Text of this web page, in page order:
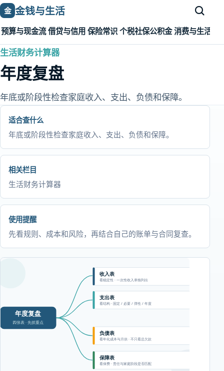
金 金钱与生活
预算与现金流借贷与信用 保险常识个税社保公积金消费与生活成
生活财务计算器
年度复盘
年底或阶段性检查家庭收入、支出、负债和保障。
适合查什么
年底或阶段性检查家庭收入、支出、负债和保障。
相关栏目
生活财务计算器
使用提醒
先看规则、成本和风险，再结合自己的账单与合同复查。